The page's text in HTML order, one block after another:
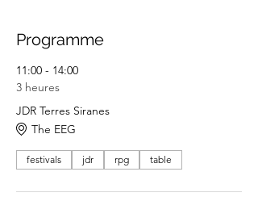
Programme
11:00 - 14:00
3 heures
JDR Terres Siranes
The EEG
festivals jdr rpg table